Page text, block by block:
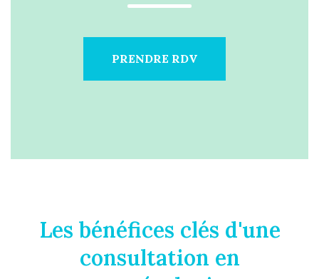
PRENDRE RDV
Les bénéfices clés d'une
consultation en